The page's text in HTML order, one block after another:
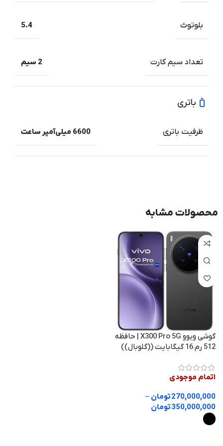
بلوتوث 5.4
تعداد سیم کارت 2 سیم
باتری
ظرفیت باتری 6600 میلی‌آمپر ساعت
محصولات مشابه
گوشی ویوو X300 Pro 5G | حافظه
512 رم 16 گیگابایت ((گلوبال))
اتمام موجودی
270,000,000تومان–
350,000,000تومان